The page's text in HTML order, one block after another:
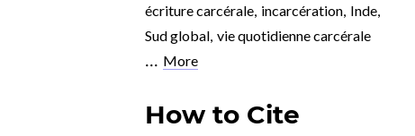
écriture carcérale, incarcération, Inde,
Sud global, vie quotidienne carcérale
... More
How to Cite